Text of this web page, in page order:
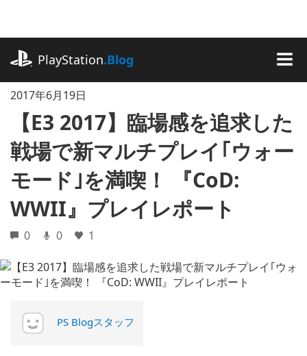
に
キ
ッ
プ
PlayStation.Blog
2017年6月19日
【E3 2017】臨場感を追求した
戦場で新マルチプレイ｢ウォー
モード｣を満喫！ 『CoD:
WWII』プレイレポート
0 0 1
PS Blogスタッフ